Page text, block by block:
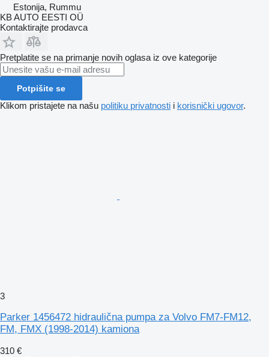
Estonija, Rummu
KB AUTO EESTI OÜ
Kontaktirajte prodavca
Pretplatite se na primanje novih oglasa iz ove kategorije
Potpišite se
Klikom pristajete na našu politiku privatnosti i korisnički ugovor.
3
Parker 1456472 hidraulična pumpa za Volvo FM7-FM12,
FM, FMX (1998-2014) kamiona
310 €